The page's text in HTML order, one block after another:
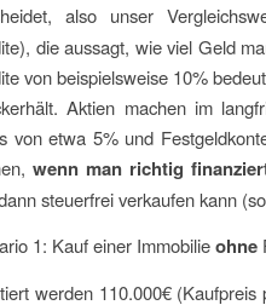
also unser
die aussagt, wie viel Geld
von beispielsweise 10%
Aktien machen im
von etwa 5% und
wenn man richtig
steuerfrei verkaufen kann
1: Kauf einer Immobilieohne
werden 110.000€